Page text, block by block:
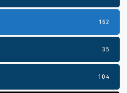
162
35
104